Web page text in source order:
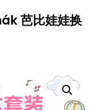
芭比娃娃换